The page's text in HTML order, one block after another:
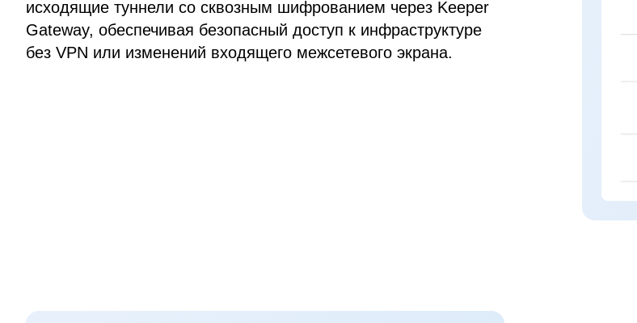
исходящие туннели со сквозным шифрованием через Keeper
Gateway, обеспечивая безопасный доступ к инфраструктуре
без VPN или изменений входящего межсетевого экрана.